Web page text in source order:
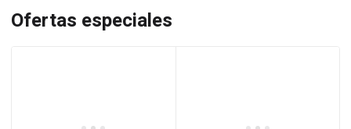
Ofertas especiales